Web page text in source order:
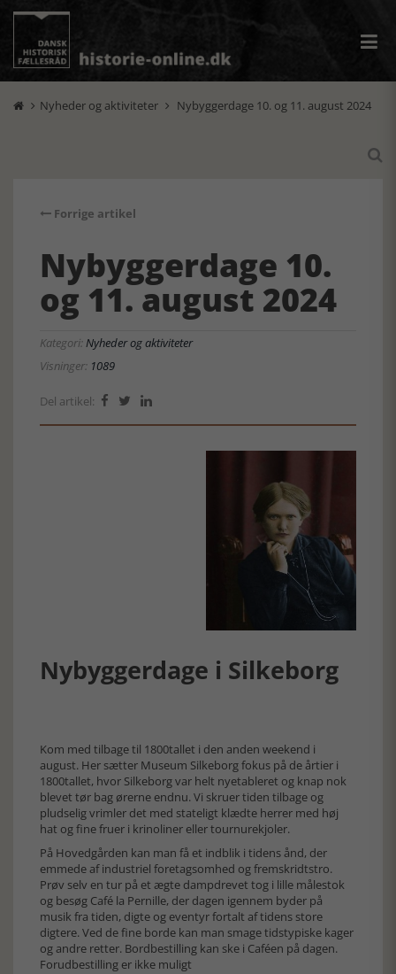
 Nyheder og aktiviteter  Nybyggerdage 10. og 11. august 2024

Forrige artikel
Nybyggerdage 10.
og 11. august 2024
Kategori:Nyheder og aktiviteter
Visninger: 1089
Del artikel:   
Nybyggerdage i Silkeborg
Kom med tilbage til 1800tallet i den anden weekend i
august. Her sætter Museum Silkeborg fokus på de årtier i
1800tallet, hvor Silkeborg var helt nyetableret og knap nok
blevet tør bag ørerne endnu. Vi skruer tiden tilbage og
pludselig vrimler det med stateligt klædte herrer med høj
hat og fine fruer i krinoliner eller tournurekjoler.
På Hovedgården kan man få et indblik i tidens ånd, der
emmede af industriel foretagsomhed og fremskridtstro.
Prøv selv en tur på et ægte dampdrevet tog i lille målestok
og besøg Café la Pernille, der dagen igennem byder på
musik fra tiden, digte og eventyr fortalt af tidens store
digtere. Ved de fine borde kan man smage tidstypiske kager
og andre retter. Bordbestilling kan ske i Caféen på dagen.
Forudbestilling er ikke muligt